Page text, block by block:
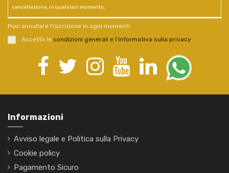
cancellazione, in qualsiasi momento.
Puoi annullare l'iscrizione in ogni momenti.
Accetto le condizioni generali e l’informativa sulla privacy.
Informazioni
Avviso legale e Politica sulla Privacy
Cookie policy
Pagamento Sicuro